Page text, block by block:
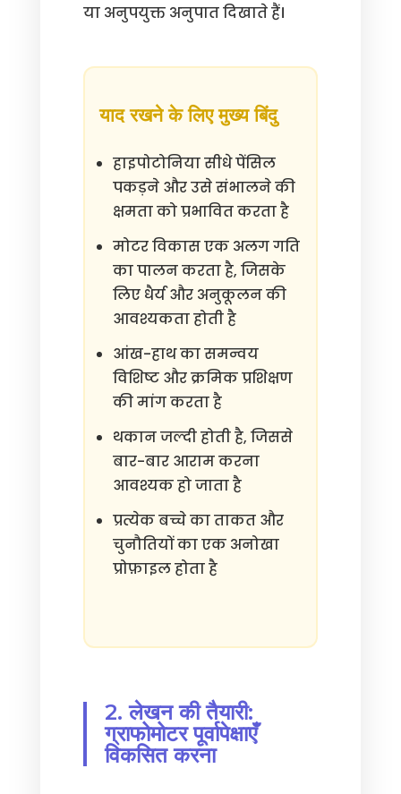
या अनुपयुक्त अनुपात दिखाते हैं।
याद रखने के लिए मुख्य बिंदु
हाइपोटोनिया सीधे पेंसिल
पकड़ने और उसे संभालने की
क्षमता को प्रभावित करता है
मोटर विकास एक अलग गति
का पालन करता है, जिसके
लिए धैर्य और अनुकूलन की
आवश्यकता होती है
आंख-हाथ का समन्वय
विशिष्ट और क्रमिक प्रशिक्षण
की मांग करता है
थकान जल्दी होती है, जिससे
बार-बार आराम करना
आवश्यक हो जाता है
प्रत्येक बच्चे का ताकत और
चुनौतियों का एक अनोखा
प्रोफ़ाइल होता है
2. लेखन की तैयारी:
ग्राफोमोटर पूर्वापेक्षाएँ
विकसित करना